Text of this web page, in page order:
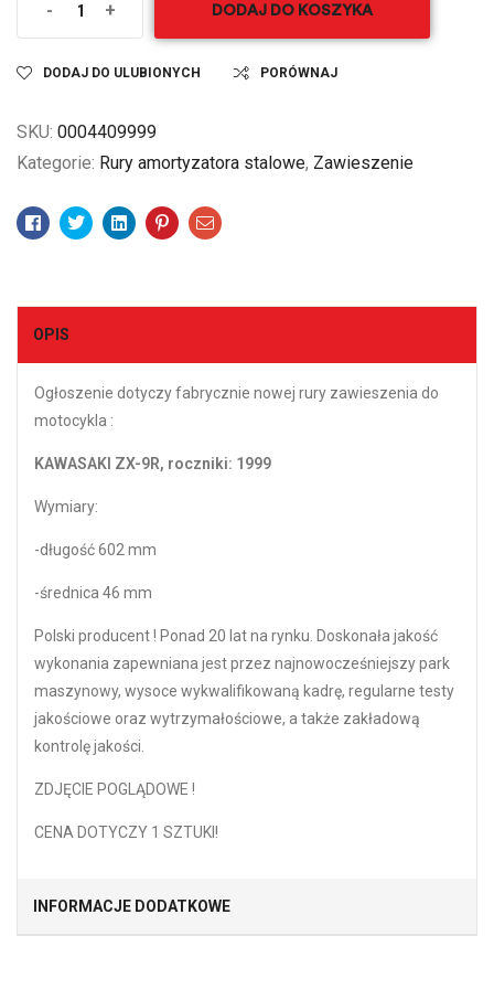
- + DODAJ DO KOSZYKA
DODAJ DO ULUBIONYCH PORÓWNAJ
SKU: 0004409999
Kategorie: Rury amortyzatora stalowe, Zawieszenie
Facebook
TwitterLinkedinPinterestEmail
OPIS
Ogłoszenie dotyczy fabrycznie nowej rury zawieszenia do
motocykla :
KAWASAKI ZX-9R, roczniki: 1999
Wymiary:
-długość 602 mm
-średnica 46 mm
Polski producent ! Ponad 20 lat na rynku. Doskonała jakość
wykonania zapewniana jest przez najnowocześniejszy park
maszynowy, wysoce wykwalifikowaną kadrę, regularne testy
jakościowe oraz wytrzymałościowe, a także zakładową
kontrolę jakości.
ZDJĘCIE POGLĄDOWE !
CENA DOTYCZY 1 SZTUKI!
INFORMACJE DODATKOWE